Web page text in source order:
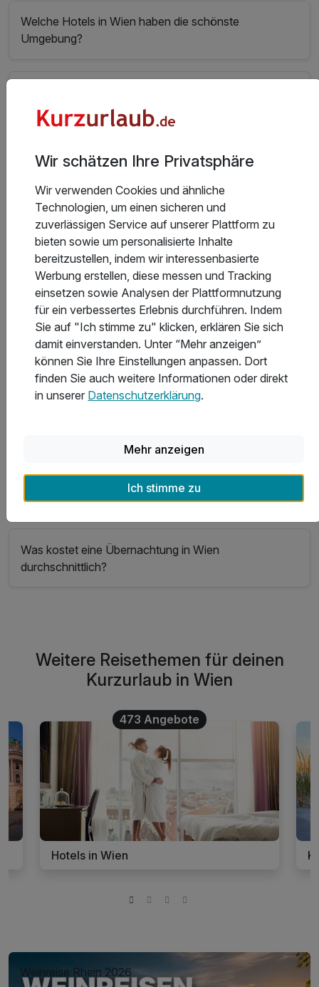
Welche Hotels in Wien haben die schönste
Umgebung?
Hund haben den besten Service?
In welchem Hotel in Wien kann man gut essen?
Welche Hotels in Wien haben den besten
Wellnessbereich?
In welchen Hotels in Wien gibt es das beste Sport-
und Freizeitangebot?
Welche Auszeichnungen haben die Hotels in Wien
erhalten?
Was kostet eine Übernachtung in Wien
durchschnittlich?
Weitere Reisethemen für deinen
Kurzurlaub in Wien
473 Angebote
Hotels in Wien
Weinreise Rhein 2026
Wir schätzen Ihre Privatsphäre
Wir verwenden Cookies und ähnliche
Technologien, um einen sicheren und
zuverlässigen Service auf unserer Plattform zu
bieten sowie um personalisierte Inhalte
bereitzustellen, indem wir interessenbasierte
Werbung erstellen, diese messen und Tracking
einsetzen sowie Analysen der Plattformnutzung
für ein verbessertes Erlebnis durchführen. Indem
Sie auf "Ich stimme zu" klicken, erklären Sie sich
damit einverstanden. Unter “Mehr anzeigen”
können Sie Ihre Einstellungen anpassen. Dort
finden Sie auch weitere Informationen oder direkt
in unserer Datenschutzerklärung.
Mehr anzeigen
Ich stimme zu